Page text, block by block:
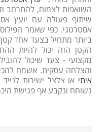
השואפות לצמוח, להתרחב
שיתוף פעולה עם יועץ
אסטרטגי. כפי שאמר
הקטן הזה יכול להיות
מקצועי - צעד שיכול
והצלחה עסקית. אשמח
איתי
נשוחח ונקבע אף פגישת